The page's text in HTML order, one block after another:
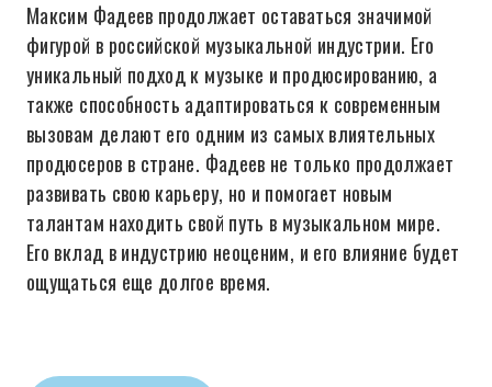
Максим Фадеев продолжает оставаться значимой
фигурой в российской музыкальной индустрии. Его
уникальный подход к музыке и продюсированию, а
также способность адаптироваться к современным
вызовам делают его одним из самых влиятельных
продюсеров в стране. Фадеев не только продолжает
развивать свою карьеру, но и помогает новым
талантам находить свой путь в музыкальном мире.
Его вклад в индустрию неоценим, и его влияние будет
ощущаться еще долгое время.